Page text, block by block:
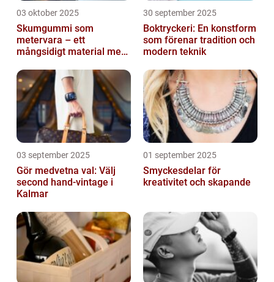
03 oktober 2025
Skumgummi som
metervara – ett
mångsidigt material med
användningsområden
30 september 2025
Boktryckeri: En konstform
som förenar tradition och
modern teknik
03 september 2025
Gör medvetna val: Välj
second hand-vintage i
Kalmar
01 september 2025
Smyckesdelar för
kreativitet och skapande